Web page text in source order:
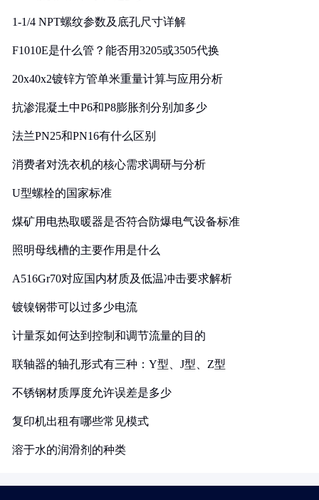
1-1/4 NPT螺纹参数及底孔尺寸详解
F1010E是什么管？能否用3205或3505代换
20x40x2镀锌方管单米重量计算与应用分析
抗渗混凝土中P6和P8膨胀剂分别加多少
法兰PN25和PN16有什么区别
消费者对洗衣机的核心需求调研与分析
U型螺栓的国家标准
煤矿用电热取暖器是否符合防爆电气设备标准
照明母线槽的主要作用是什么
A516Gr70对应国内材质及低温冲击要求解析
镀镍钢带可以过多少电流
计量泵如何达到控制和调节流量的目的
联轴器的轴孔形式有三种：Y型、J型、Z型
不锈钢材质厚度允许误差是多少
复印机出租有哪些常见模式
溶于水的润滑剂的种类